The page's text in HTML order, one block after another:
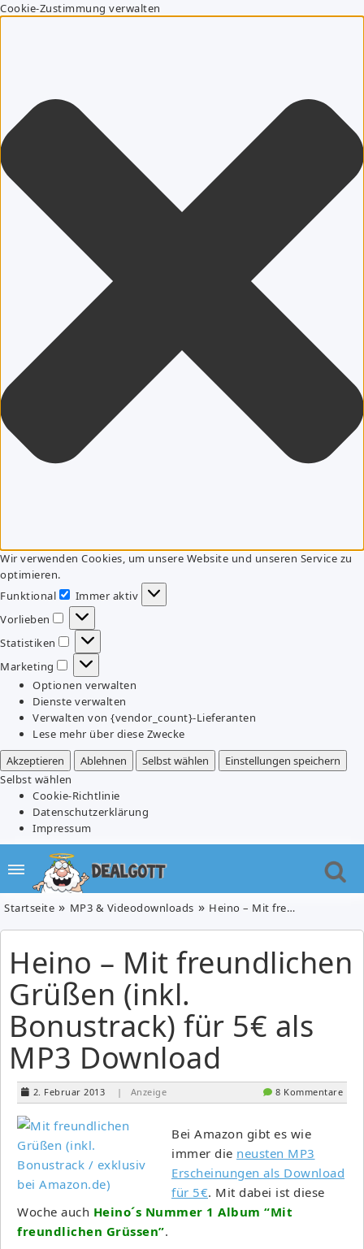
Cookie-Zustimmung verwalten
Wir verwenden Cookies, um unsere Website und unseren Service zu
optimieren.
Funktional
Funktional
Immer aktiv
Vorlieben
Vorlieben
Statistiken
Statistiken
Marketing
Marketing
Optionen verwalten
Dienste verwalten
Verwalten von {vendor_count}-Lieferanten
Lese mehr über diese Zwecke
Akzeptieren
Ablehnen Selbst wählen
Einstellungen speichern
Selbst wählen
Cookie-Richtlinie
Datenschutzerklärung
Impressum
Startseite MP3 & Videodownloads Heino – Mit freundlichen Grüßen (inkl. Bonustrack) für 5€ als MP3 Download
Heino – Mit freundlichen
Grüßen (inkl.
Bonustrack) für 5€ als
MP3 Download
2. Februar 2013 | Anzeige 8 Kommentare
Bei Amazon gibt es wie
immer die neusten MP3
Erscheinungen als Download
für 5€. Mit dabei ist diese
Woche auch Heino´s Nummer 1 Album “Mit
freundlichen Grüssen”.